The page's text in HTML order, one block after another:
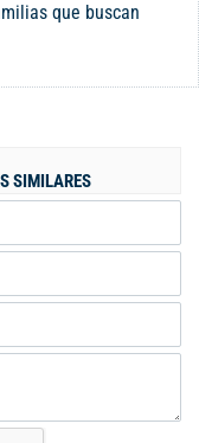
que buscan
La propiedad
vehículos, amplia
interno, zona de
habitaciones, dos
baño social
acceso a vías
clínicas,
con todo lo que
potencial de
SIMILARES